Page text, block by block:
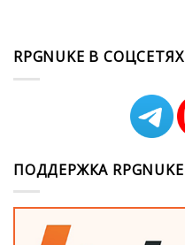
RPGNUKE В СОЦСЕТЯХ
ПОДДЕРЖКА RPGNUKE